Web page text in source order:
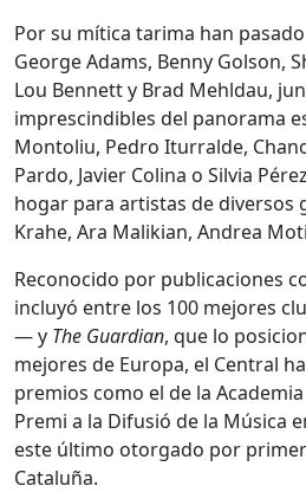
Por su mítica tarima han
George Adams, Benny Golson,
Lou Bennett y Brad Mehldau,
imprescindibles del panorama
Montoliu, Pedro Iturralde,
Pardo, Javier Colina o Silvia
hogar para artistas de diversos
Krahe, Ara Malikian, Andrea
Reconocido por publicaciones
incluyó entre los 100 mejores
— y The Guardian, que lo
mejores de Europa, el Central
premios como el de la
Premi a la Difusió de la Música
este último otorgado por
Cataluña.